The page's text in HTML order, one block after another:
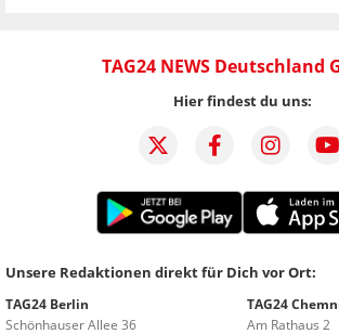
TAG24 NEWS Deutschland
Hier findest du uns:
Unsere Redaktionen direkt für Dich vor Ort:
TAG24 Berlin
Schönhauser Allee 36
TAG24
Am Rathaus 2